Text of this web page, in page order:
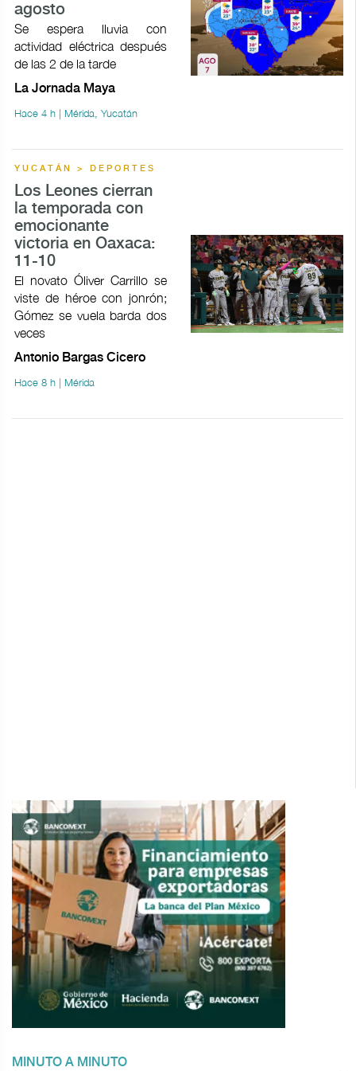
agosto
Se espera lluvia con
actividad eléctrica después
de las 2 de la tarde
La Jornada Maya
Hace 4 h | Mérida, Yucatán
YUCATÁN > DEPORTES
Los Leones cierran
la temporada con
emocionante
victoria en Oaxaca:
11-10
El novato Óliver Carrillo se
viste de héroe con jonrón;
Gómez se vuela barda dos
veces
Antonio Bargas Cicero
Hace 8 h | Mérida
MINUTO A MINUTO